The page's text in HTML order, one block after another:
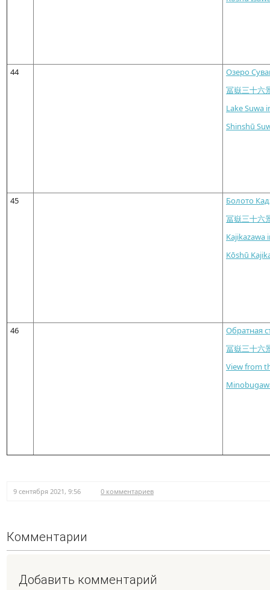
44
Озеро
冨嶽三十
Lake Suwa
Shinshū
45
Болото
冨嶽三十
Kajikazawa
Kōshū
46
Обратная
冨嶽三十
View from
9 сентября 2021, 9:56 0 комментариев
Комментарии
Добавить комментарий